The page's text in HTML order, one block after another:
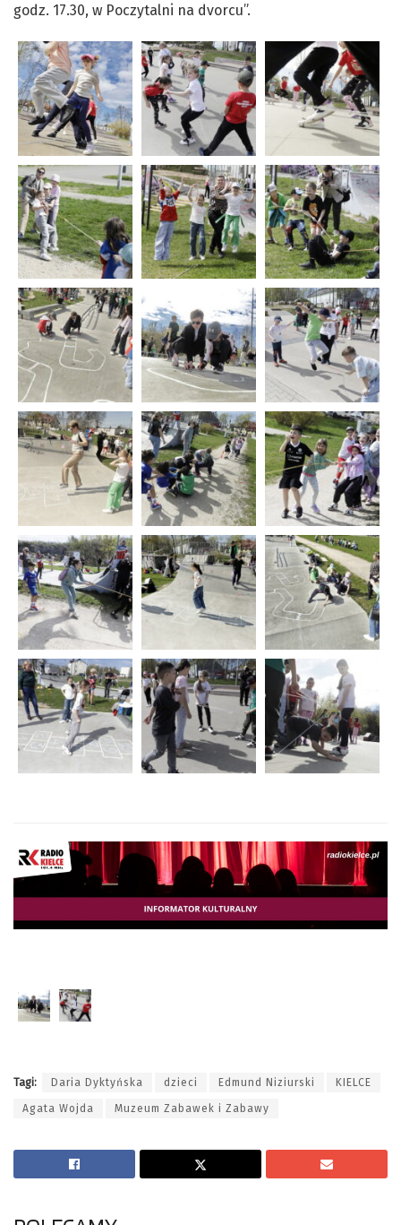
godz. 17.30, w Poczytalni na dvorcu”.
Tagi: Daria Dyktyńska dzieci Edmund Niziurski KIELCE
Agata Wojda Muzeum Zabawek i Zabawy